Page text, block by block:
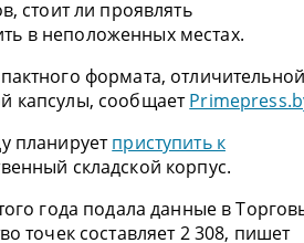
стоит ли проявлять
в неположенных местах.
формата, отличительной
капсулы, сообщает
планируетприступить к
складской корпус.
года подала данные в
точек составляет 2 308, пишет